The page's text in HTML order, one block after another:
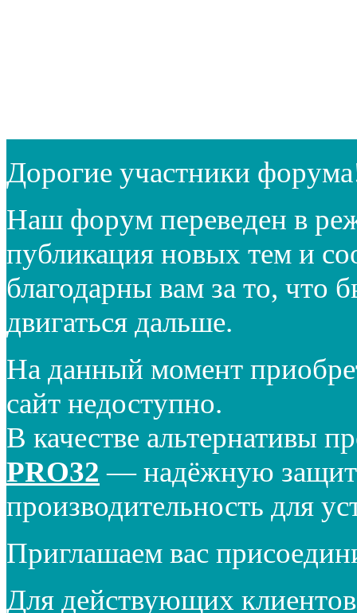
Дорогие участники
Наш форум переведен в
публикация новых тем и
благодарны вам за то, что
двигаться дальше.
На данный момент
сайт недоступно.
В качестве альтернативы
PRO32 — надёжную
производительность для
Приглашаем вас
Для действующих